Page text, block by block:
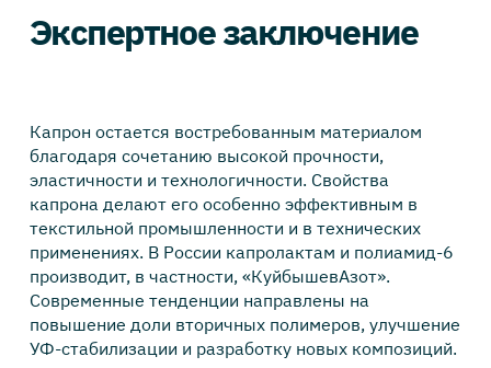
Экспертное заключение
Капрон остается востребованным материалом
благодаря сочетанию высокой прочности,
эластичности и технологичности. Свойства
капрона делают его особенно эффективным в
текстильной промышленности и в технических
применениях. В России капролактам и полиамид-6
производит, в частности, «КуйбышевАзот».
Современные тенденции направлены на
повышение доли вторичных полимеров, улучшение
УФ-стабилизации и разработку новых композиций.